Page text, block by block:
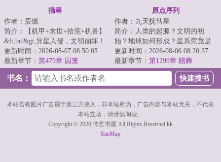
摘星
作者：辰燃
简介：【机甲+末世+拾荒+机兽】
&lt;br/&gt;异星入侵，文明崩坏！
生态剧变，末日降临！&lt;br/&gt;
机兽战...
更新时间：2026-08-07 08:50:05
最新章节： 第479章 囚笼
原点序列
作者：九天抚彗星
简介：人类的起源？文明的初
始？地球如何形成？星系究竟是
什么？宇宙从何而来？当声音在
灵魂深处响起，当...
更新时间：2026-08-06 08:20:37
最新章节： 第1299章 陪葬
书名：
本站若有图片广告属于第三方接入，非本站所为，广告内容与本站无关，不代表
本站立场，请谨慎阅读。
Copyright © 2020 传艺书屋 All Rights Reserved.kk
SiteMap